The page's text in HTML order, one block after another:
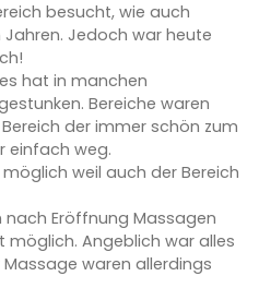
besucht, wie auch
Jedoch war heute
hat in manchen
Bereiche waren
der immer schön zum
einfach weg.
weil auch der Bereich
nach Eröffnung Massagen
möglich. Angeblich war alles
waren allerdings